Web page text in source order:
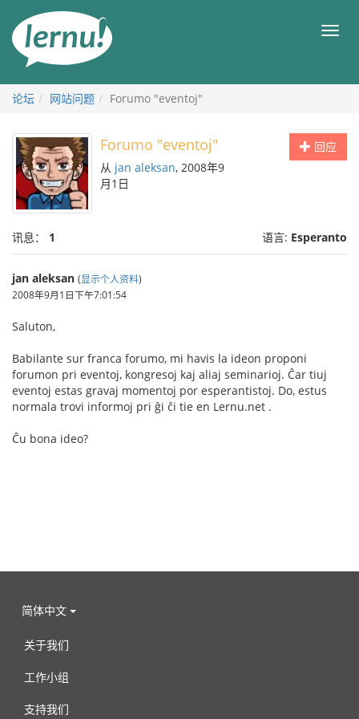
目
论坛 网站问题 Forumo "eventoj"
回应
Forumo "eventoj"
从 jan aleksan, 2008年9
月1日
讯息： 1 语言: Esperanto
jan aleksan (显示个人资料)
2008年9月1日下午7:01:54
Saluton,
Babilante sur franca forumo, mi havis la ideon proponi
forumon pri eventoj, kongresoj kaj aliaj seminarioj. Ĉar tiuj
eventoj estas gravaj momentoj por esperantistoj. Do, estus
normala trovi informoj pri ĝi ĉi tie en Lernu.net .
Ĉu bona ideo?
简体中文
关于我们
工作小组
支持我们